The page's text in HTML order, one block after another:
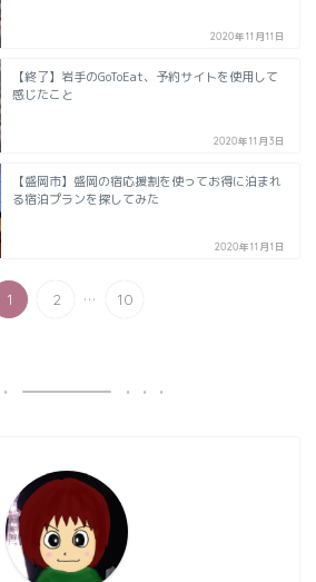
2020年11月11日
【終了】岩手のGoToEat、予約サイトを使用して
感じたこと
2020年11月3日
【盛岡市】盛岡の宿応援割を使ってお得に泊まれ
る宿泊プランを探してみた
2020年11月1日
1 2 ... 10